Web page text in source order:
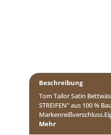
Beschreibung
Tom Tailor Satin
STREIFEN" aus 100 %
Mehr